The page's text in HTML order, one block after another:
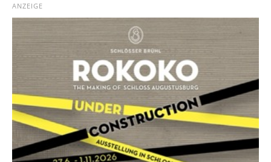
ANZEIGE